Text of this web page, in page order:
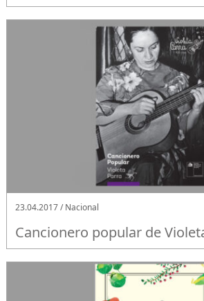
23.04.2017 / Nacional
Cancionero popular de